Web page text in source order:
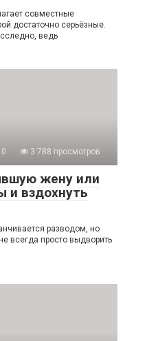
совместные
достаточно серьёзные.
ведь
0
3 788 просмотров
жену или
и вздохнуть
разводом, но
всегда просто выдворить